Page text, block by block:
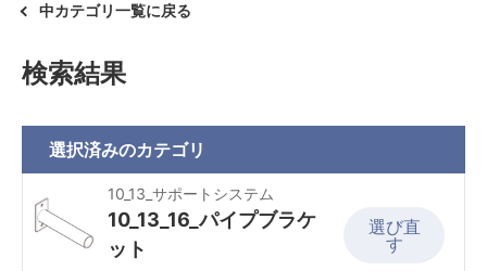
中カテゴリ一覧に戻る
検索結果
選択済みのカテゴリ
10_13_サポートシステム
10_13_16_パイプブラケ
ット
選び直
す